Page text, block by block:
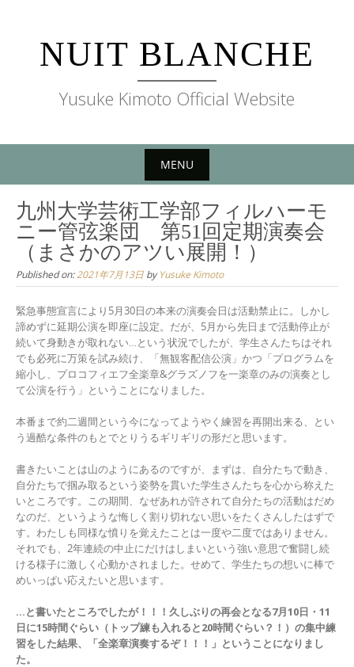
contentNUIT BLANCHE
Yusuke Kimoto Official Website
MENU
content
九州大学芸術工学部フィルハーモ
ニー管弦楽団 第51回定期演奏会
（まさかのアツい展開！）
Published on:2021年7月13日 byYusuke Kimoto
緊急事態宣言により5月30日の本来の演奏会日は活動禁止に。しかし
諦めずに延期公演を即座に設定。だが、5月から先日まで活動停止が
続いて身動きが取れない…という状況でしたが、学生さんたちはそれ
でも必死に万策を試み続け、「無観客配信公演」かつ「プログラムを
縮小し、プロコフィエフ全楽章&グラズノフを一楽章のみの演奏とし
て公演を行う」ということになりました。
本番まで約二週間という今になってようやく練習を再開出来る、とい
う過酷な条件のもとでとりうるギリギリの形だと思います。
書きたいことは山のようにあるのですが、まずは、自分たちで動き、
自分たちで掴み取るという姿勢を貫いた学生さんたちを心から称えた
いところです。この期間、なぜあれが許されて自分たちの活動はだめ
なのだ、というような悔しく割り切れない思いをたくさんしたはずで
す。わたしも同様な憤りを覚えたことは一度や二度ではありません。
それでも、2年連続の中止にだけはしまいという強い意思で奮闘し続
ける様子に激しく心動かされました。せめて、学生たちの想いに棒で
めいっぱい応えたいと思います。
…と書いたところでしたが！！！久しぶりの再会となる7月10日・11
日に15時間ぐらい（トップ練も入れると20時間ぐらい？！）の集中練
習をした結果、「全楽章演奏するぞ！！！」ということになりまし
た。